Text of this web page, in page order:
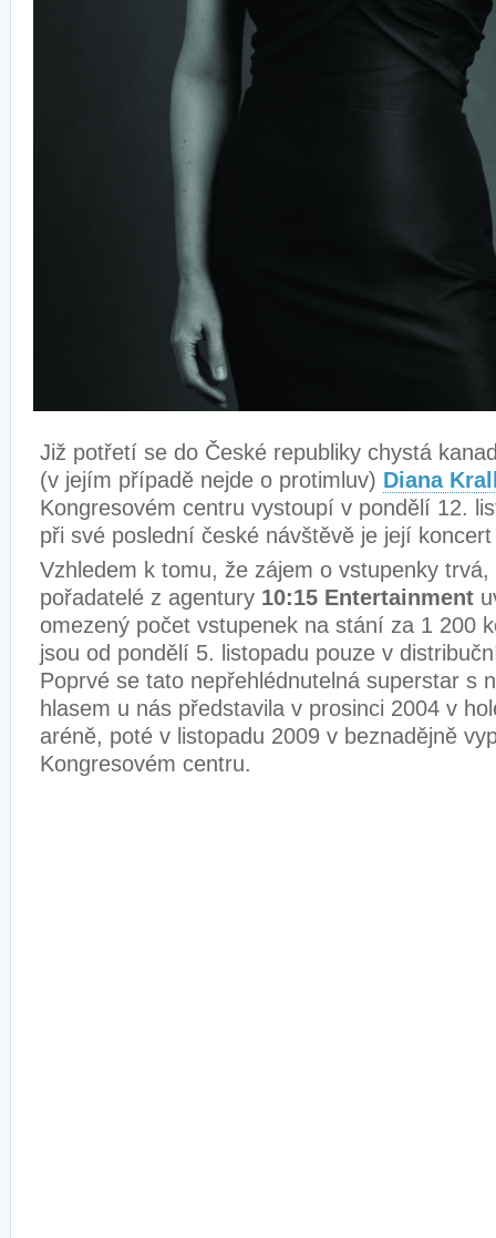
Již potřetí se do České republiky chystá
(v jejím případě nejde o protimluv) Diana
Kongresovém centru vystoupí v pondělí 12.
při své poslední české návštěvě je její
Vzhledem k tomu, že zájem o vstupenky trvá,
pořadatelé z agentury 10:15 Entertainment
omezený počet vstupenek na stání za 1 200
jsou od pondělí 5. listopadu pouze v
Poprvé se tato nepřehlédnutelná superstar s
hlasem u nás představila v prosinci 2004 v
aréně, poté v listopadu 2009 v beznadějně
Kongresovém centru.